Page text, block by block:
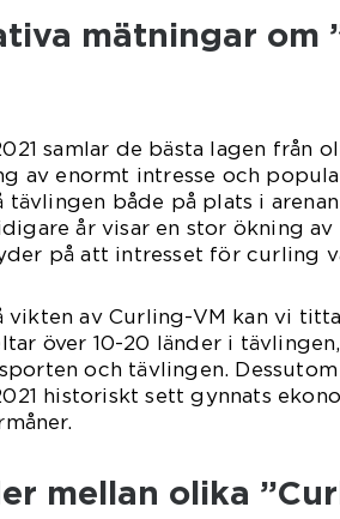
mätningar om
samlar de bästa lagen från
av enormt intresse och
tävlingen både på plats i
år visar en stor ökning
på att intresset för curling
vikten av Curling-VM kan vi
över 10-20 länder i
och tävlingen.
historiskt sett gynnats
mellan olika